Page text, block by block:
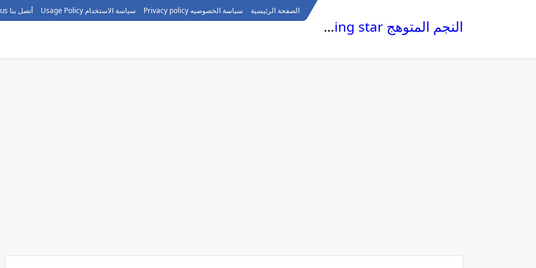
الصفحة الرئيسية سياسة الخصوصيه Privacy policy سياسة الاستخدام Usage Policy أتصل بنا call us
النجم المتوهج The glowing star